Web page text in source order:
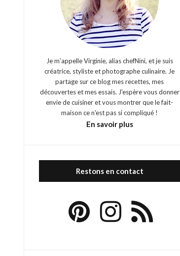
Je m’appelle Virginie, alias chefNini, et je suis
créatrice, styliste et photographe culinaire. Je
partage sur ce blog mes recettes, mes
découvertes et mes essais. J'espère vous donner
envie de cuisiner et vous montrer que le fait-
maison ce n'est pas si compliqué !
En savoir plus
Restons en contact